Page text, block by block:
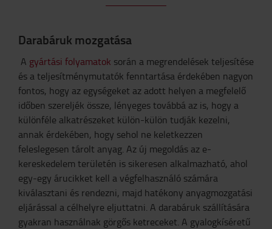
Darabáruk mozgatása
A gyártási folyamatok során a megrendelések teljesítése
és a teljesítménymutatók fenntartása érdekében nagyon
fontos, hogy az egységeket az adott helyen a megfelelő
időben szereljék össze, lényeges továbbá az is, hogy a
különféle alkatrészeket külön-külön tudják kezelni,
annak érdekében, hogy sehol ne keletkezzen
feleslegesen tárolt anyag. Az új megoldás az e-
kereskedelem területén is sikeresen alkalmazható, ahol
egy-egy árucikket kell a végfelhasználó számára
kiválasztani és rendezni, majd hatékony anyagmozgatási
eljárással a célhelyre eljuttatni. A darabáruk szállítására
gyakran használnak görgős ketreceket. A gyalogkíséretű